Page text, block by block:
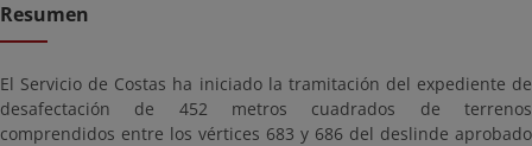
Resumen
El Servicio de Costas ha iniciado la tramitación del expediente de
desafectación de 452 metros cuadrados de terrenos
comprendidos entre los vértices 683 y 686 del deslinde aprobado